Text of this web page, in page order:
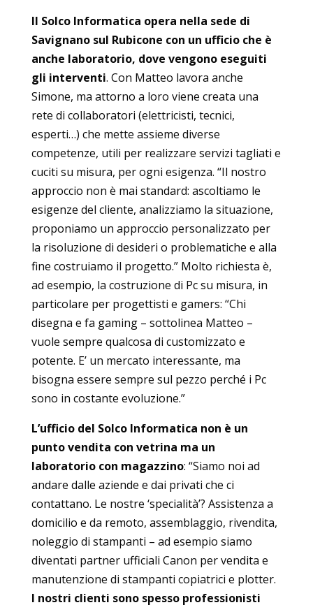
Il Solco Informatica opera nella sede di
Savignano sul Rubicone con un ufficio che è
anche laboratorio, dove vengono eseguiti
gli interventi. Con Matteo lavora anche
Simone, ma attorno a loro viene creata una
rete di collaboratori (elettricisti, tecnici,
esperti…) che mette assieme diverse
competenze, utili per realizzare servizi tagliati e
cuciti su misura, per ogni esigenza. “Il nostro
approccio non è mai standard: ascoltiamo le
esigenze del cliente, analizziamo la situazione,
proponiamo un approccio personalizzato per
la risoluzione di desideri o problematiche e alla
fine costruiamo il progetto.” Molto richiesta è,
ad esempio, la costruzione di Pc su misura, in
particolare per progettisti e gamers: “Chi
disegna e fa gaming – sottolinea Matteo –
vuole sempre qualcosa di customizzato e
potente. E’ un mercato interessante, ma
bisogna essere sempre sul pezzo perché i Pc
sono in costante evoluzione.”
L’ufficio del Solco Informatica non è un
punto vendita con vetrina ma un
laboratorio con magazzino: “Siamo noi ad
andare dalle aziende e dai privati che ci
contattano. Le nostre ‘specialità’? Assistenza a
domicilio e da remoto, assemblaggio, rivendita,
noleggio di stampanti – ad esempio siamo
diventati partner ufficiali Canon per vendita e
manutenzione di stampanti copiatrici e plotter.
I nostri clienti sono spesso professionisti